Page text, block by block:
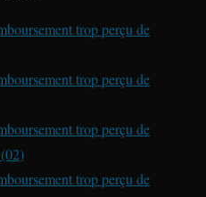
trop perçu de
trop perçu de
trop perçu de
trop perçu de